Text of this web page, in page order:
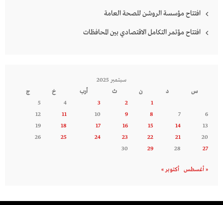
افتتاح مؤسسة الروشن للصحة العامة
افتتاح مؤتمر التكامل الاقتصادي بين المحافظات
سبتمبر 2025
س
د ن ث أرب خ
ج
1
2
3
4
5
6
7
8
9
10
11
12
13
14
15
16
17
18
19
20
21
22
23
24
25
26
27
28
29
30
« أغسطس أكتوبر »